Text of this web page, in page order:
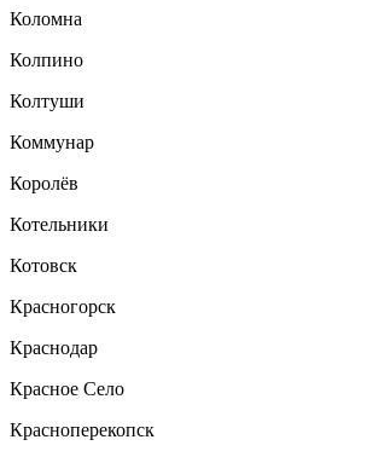
Коломна
Колпино
Колтуши
Коммунар
Королёв
Котельники
Котовск
Красногорск
Краснодар
Красное Село
Красноперекопск